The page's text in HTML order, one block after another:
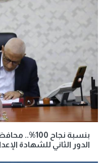
بنسبة نجاح
الدور الثاني للشهادة